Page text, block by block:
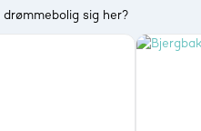
sig her?